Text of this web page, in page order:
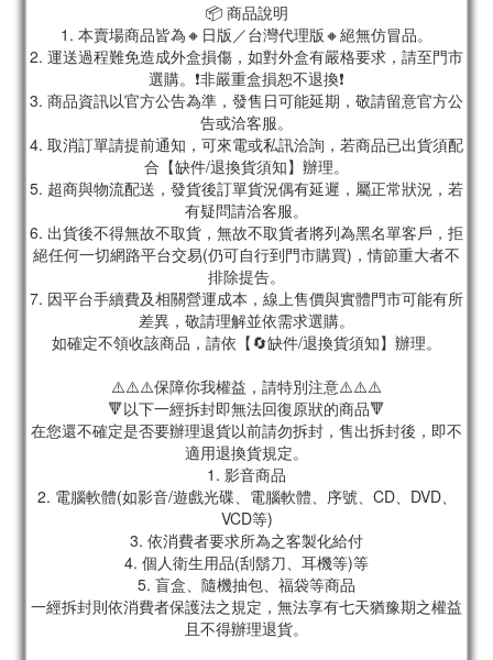
📦 商品說明
1. 本賣場商品皆為🔸日版／台灣代理版🔸絕無仿冒品。
2. 運送過程難免造成外盒損傷，如對外盒有嚴格要求，請至門市
選購。❗非嚴重盒損恕不退換❗
3. 商品資訊以官方公告為準，發售日可能延期，敬請留意官方公
告或洽客服。
4. 取消訂單請提前通知，可來電或私訊洽詢，若商品已出貨須配
合【缺件/退換貨須知】辦理。
5. 超商與物流配送，發貨後訂單貨況偶有延遲，屬正常狀況，若
有疑問請洽客服。
6. 出貨後不得無故不取貨，無故不取貨者將列為黑名單客戶，拒
絕任何一切網路平台交易(仍可自行到門市購買)，情節重大者不
排除提告。
7. 因平台手續費及相關營運成本，線上售價與實體門市可能有所
差異，敬請理解並依需求選購。
如確定不領收該商品，請依【🔄缺件/退換貨須知】辦理。
⚠️⚠️⚠️保障你我權益，請特別注意⚠️⚠️⚠️
🔻以下一經拆封即無法回復原狀的商品🔻
在您還不確定是否要辦理退貨以前請勿拆封，售出拆封後，即不
適用退換貨規定。
1. 影音商品
2. 電腦軟體(如影音/遊戲光碟、電腦軟體、序號、CD、DVD、
VCD等)
3. 依消費者要求所為之客製化給付
4. 個人衛生用品(刮鬍刀、耳機等)等
5. 盲盒、隨機抽包、福袋等商品
一經拆封則依消費者保護法之規定，無法享有七天猶豫期之權益
且不得辦理退貨。